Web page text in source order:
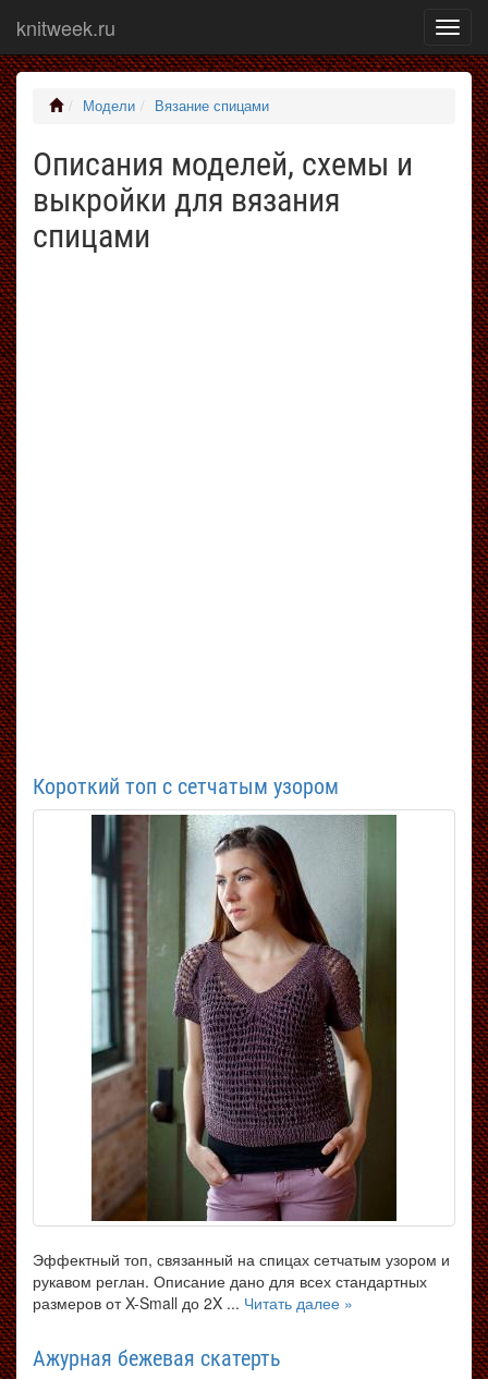
меню
knitweek.ru
Модели Вязание спицами
Описания моделей, схемы и
выкройки для вязания
спицами
Короткий топ с сетчатым узором
Эффектный топ, связанный на спицах сетчатым узором и
рукавом реглан. Описание дано для всех стандартных
размеров от X-Small до 2X ... Читать далее »
Ажурная бежевая скатерть